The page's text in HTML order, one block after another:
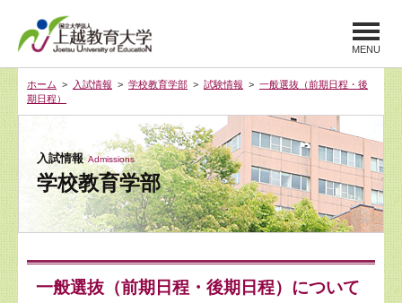
MENU
ホーム > 入試情報 > 学校教育学部 > 試験情報 > 一般選抜（前期日程・後
期日程）
入試情報 Admissions
学校教育学部
一般選抜（前期日程・後期日程）について